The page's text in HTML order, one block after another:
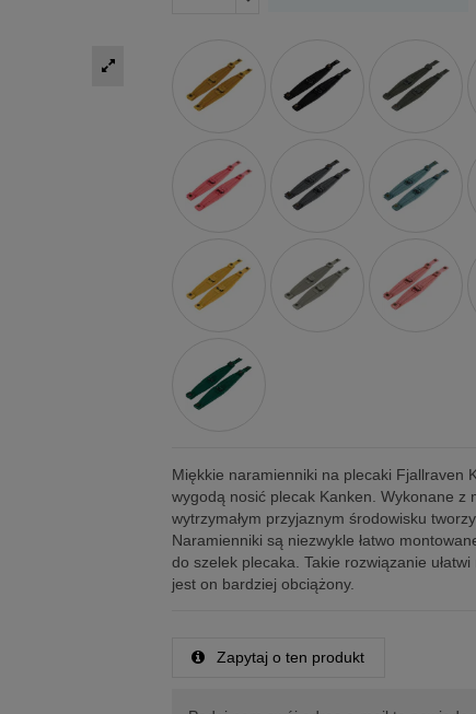
Miękkie naramienniki na plecaki Fjallraven
wygodą nosić plecak Kanken. Wykonane z
wytrzymałym przyjaznym środowisku
Naramienniki są niezwykle łatwo
do szelek plecaka. Takie rozwiązanie
jest on bardziej obciążony.
Zapytaj o ten produkt